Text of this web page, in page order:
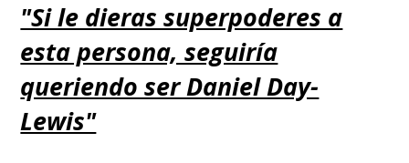
"Si le dieras superpoderes a
esta persona, seguiría
queriendo ser Daniel Day-
Lewis"